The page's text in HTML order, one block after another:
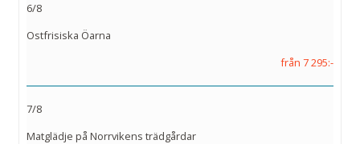
6/8
Ostfrisiska Öarna
från 7 295:-
7/8
Matglädje på Norrvikens trädgårdar